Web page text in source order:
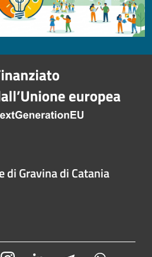
di Gravina di Catania